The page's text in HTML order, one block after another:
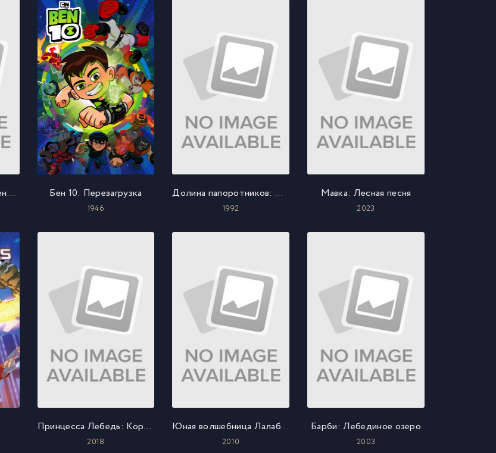
Эпоха дракона: Рождение Искательницы Бен 10: Перезагрузка
1946
Долина папоротников: Последний тропический лес
1992
Мавка: Лесная песня
2023
Принцесса Лебедь: Королевская Тайна
2018
Юная волшебница Лалабель
2010
Барби: Лебединое озеро
2003